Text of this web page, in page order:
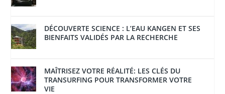
DÉCOUVERTE SCIENCE : L’EAU KANGEN ET SES
BIENFAITS VALIDÉS PAR LA RECHERCHE
MAÎTRISEZ VOTRE RÉALITÉ: LES CLÉS DU
TRANSURFING POUR TRANSFORMER VOTRE
VIE